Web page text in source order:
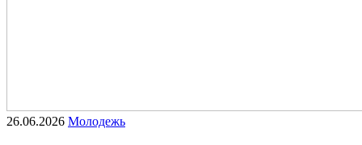
26.06.2026 Молодежь